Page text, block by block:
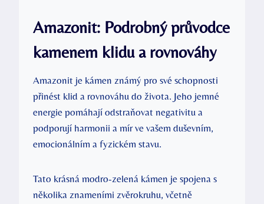
Amazonit: Podrobný průvodce
kamenem klidu a rovnováhy
Amazonit je kámen známý pro své schopnosti
přinést klid a rovnováhu do života. Jeho jemné
energie pomáhají odstraňovat negativitu a
podporují harmonii a mír ve vašem duševním,
emocionálním a fyzickém stavu.
Tato krásná modro-zelená kámen je spojena s
několika znameními zvěrokruhu, včetně